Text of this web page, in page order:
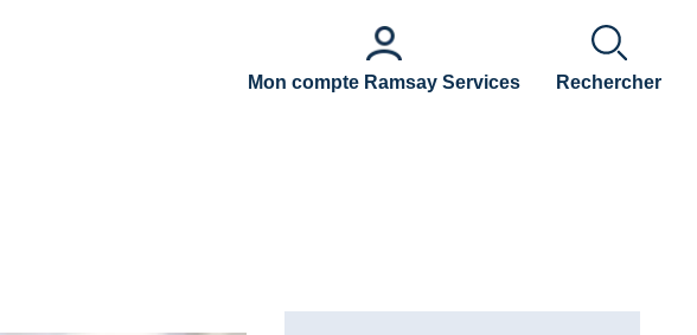
Mon compte Ramsay Services Rechercher